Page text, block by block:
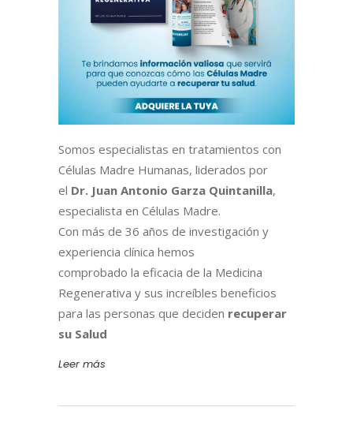
Somos especialistas en tratamientos con
Células Madre Humanas, liderados por
el Dr. Juan Antonio Garza Quintanilla,
especialista en Células Madre.
Con más de 36 años de investigación y
experiencia clínica hemos
comprobado la eficacia de la Medicina
Regenerativa y sus increíbles beneficios
para las personas que deciden recuperar
su Salud
Leer más